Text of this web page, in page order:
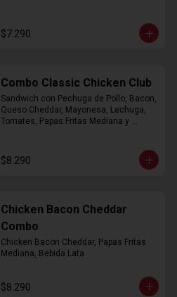
$7.290
Combo Classic Chicken Club
Sandwich con Pechuga de Pollo, Bacon,
Queso Cheddar, Mayonesa, Lechuga,
Tomates, Papas Fritas Mediana y
$8.290
Chicken Bacon Cheddar
Combo
Chicken Bacon Cheddar, Papas Fritas
Mediana, Bebida Lata
$8.290